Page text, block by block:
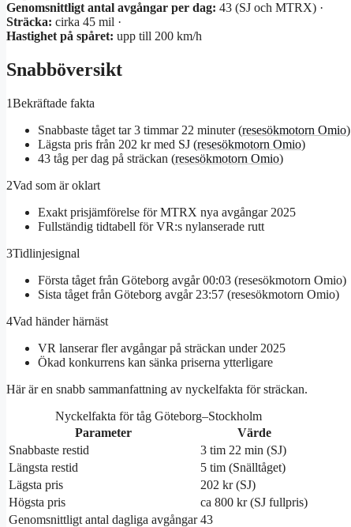
Genomsnittligt antal avgångar per dag: 43 (SJ och MTRX) ·
Sträcka: cirka 45 mil ·
Hastighet på spåret: upp till 200 km/h
Snabböversikt
1Bekräftade fakta
Snabbaste tåget tar 3 timmar 22 minuter (resesökmotorn Omio)
Lägsta pris från 202 kr med SJ (resesökmotorn Omio)
43 tåg per dag på sträckan (resesökmotorn Omio)
2Vad som är oklart
Exakt prisjämförelse för MTRX nya avgångar 2025
Fullständig tidtabell för VR:s nylanserade rutt
3Tidlinjesignal
Första tåget från Göteborg avgår 00:03 (resesökmotorn Omio)
Sista tåget från Göteborg avgår 23:57 (resesökmotorn Omio)
4Vad händer härnäst
VR lanserar fler avgångar på sträckan under 2025
Ökad konkurrens kan sänka priserna ytterligare
Här är en snabb sammanfattning av nyckelfakta för sträckan.
Nyckelfakta för tåg Göteborg–Stockholm
Parameter
Värde
Snabbaste restid
3 tim 22 min (SJ)
Längsta restid
5 tim (Snälltåget)
Lägsta pris
202 kr (SJ)
Högsta pris
ca 800 kr (SJ fullpris)
Genomsnittligt antal dagliga avgångar 43